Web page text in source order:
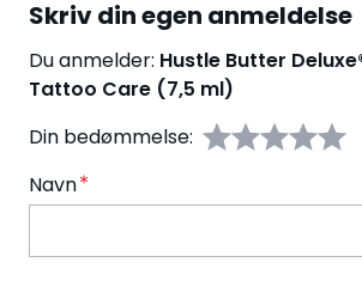
Skriv din egen anmeldelse
Du anmelder: Hustle Butter
Tattoo Care (7,5 ml)
Din bedømmelse:
Navn